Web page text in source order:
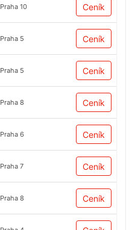
Praha 10 Ceník
Praha 5 Ceník
Praha 5 Ceník
Praha 8 Ceník
Praha 6 Ceník
Praha 7 Ceník
Praha 8 Ceník